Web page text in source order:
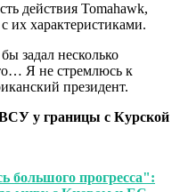
действия Tomahawk,
их характеристиками.
задал несколько
Я не стремлюсь к
президент.
у границы с Курской
большого прогресса":